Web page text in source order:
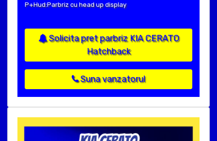
P+Hud:Parbriz cu head up display
Solicita pret parbriz KIA CERATO
Hatchback
Suna vanzatorul